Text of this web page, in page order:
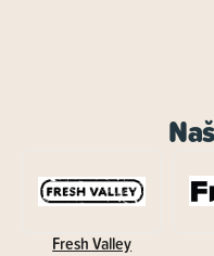
Fresh Valley